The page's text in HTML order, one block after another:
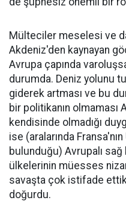
Mülteciler meselesi ve
Akdeniz'den kaynayan
Avrupa çapında
durumda. Deniz yolunu
giderek artması ve bu
bir politikanın olmaması
kendisinde olmadığı
ise (aralarında
bulunduğu) Avrupalı
ülkelerinin müesses
savaşta çok istifade
doğurdu.